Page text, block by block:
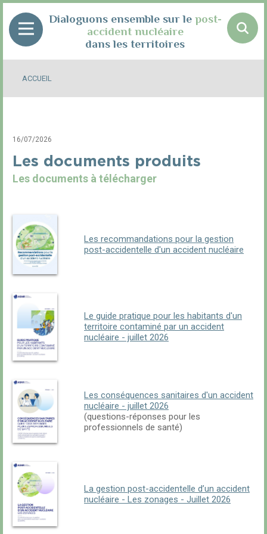
Dialoguons ensemble sur le post-
accident nucléaire
dans les territoires
ACCUEIL
16/07/2026
Les documents produits
Les documents à télécharger
Les recommandations pour la gestion
post-accidentelle d'un accident nucléaire
Le guide pratique pour les habitants d'un
territoire contaminé par un accident
nucléaire - juillet 2026
Les conséquences sanitaires d'un accident
nucléaire - juillet 2026
(questions-réponses pour les
professionnels de santé)
La gestion post-accidentelle d’un accident
nucléaire - Les zonages - Juillet 2026
Panneau de gestion des cookies